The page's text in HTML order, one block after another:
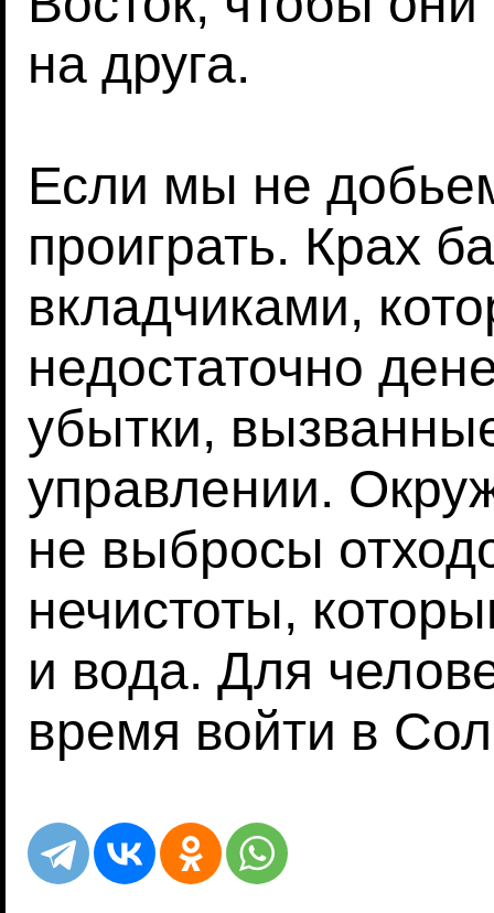
на друга.
Если мы не
проиграть. Крах
вкладчиками,
недостаточно
убытки,
управлении.
не выбросы
нечистоты,
и вода. Для
время войти в